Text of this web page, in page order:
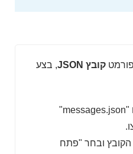
קובץ JSON
, בצע
1. מצא את הקובץ בשם "messages.json"
הקובץ ובחר "פתח